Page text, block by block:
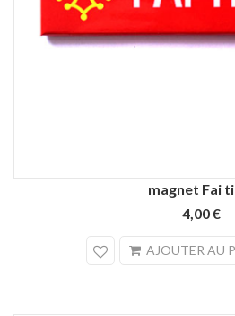
magnet Fai
4,00 €
AJOUTER AU